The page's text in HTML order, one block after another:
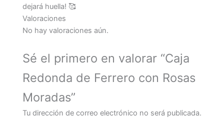
dejará huella! 🥰
Valoraciones
No hay valoraciones aún.
Sé el primero en valorar “Caja
Redonda de Ferrero con Rosas
Moradas”
Tu dirección de correo electrónico no será publicada.